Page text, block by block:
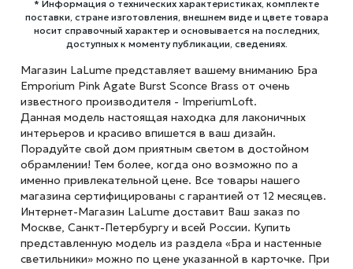
* Информация о технических характеристиках, комплекте
поставки, стране изготовления, внешнем виде и цвете товара
носит справочный характер и основывается на последних,
доступных к моменту публикации, сведениях.
Магазин LaLume представляет вашему вниманию Бра
Emporium Pink Agate Burst Sconce Brass от очень
известного производителя - ImperiumLoft.
Данная модель настоящая находка для лаконичных
интерьеров и красиво впишется в ваш дизайн.
Порадуйте свой дом приятным светом в достойном
обрамлении! Тем более, когда оно возможно по а
именно привлекательной цене. Все товары нашего
магазина сертифицированы с гарантией от 12 месяцев.
Интернет-Магазин LaLume доставит Ваш заказ по
Москве, Санкт-Петербургу и всей России. Купить
представленную модель из раздела «Бра и настенные
светильники» можно по цене указанной в карточке. При